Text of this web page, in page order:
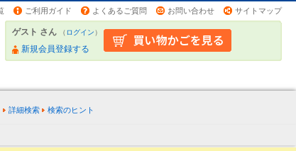
ご利用ガイド よくあるご質問 お問い合わせ サイトマップ
ゲスト さん （ログイン）
新規会員登録する
詳細検索 検索のヒント